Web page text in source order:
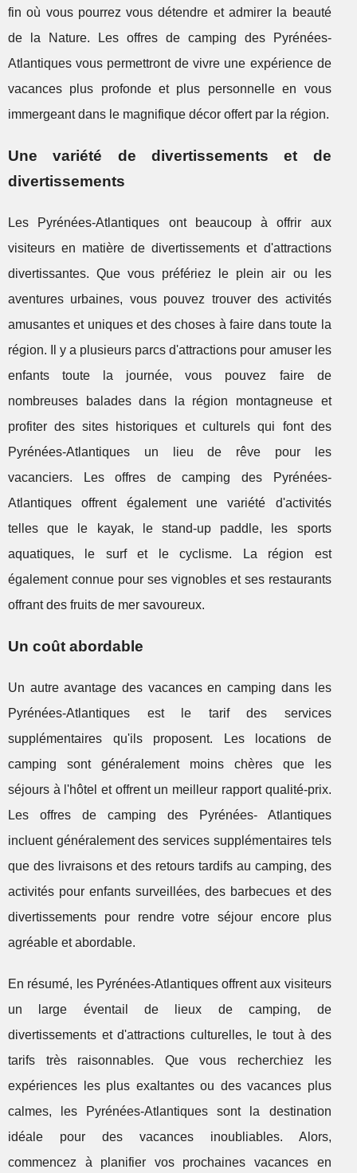
fin où vous pourrez vous détendre et admirer la beauté
de la Nature. Les offres de camping des Pyrénées-
Atlantiques vous permettront de vivre une expérience de
vacances plus profonde et plus personnelle en vous
immergeant dans le magnifique décor offert par la région.
Une variété de divertissements et de
divertissements
Les Pyrénées-Atlantiques ont beaucoup à offrir aux
visiteurs en matière de divertissements et d'attractions
divertissantes. Que vous préfériez le plein air ou les
aventures urbaines, vous pouvez trouver des activités
amusantes et uniques et des choses à faire dans toute la
région. Il y a plusieurs parcs d'attractions pour amuser les
enfants toute la journée, vous pouvez faire de
nombreuses balades dans la région montagneuse et
profiter des sites historiques et culturels qui font des
Pyrénées-Atlantiques un lieu de rêve pour les
vacanciers. Les offres de camping des Pyrénées-
Atlantiques offrent également une variété d'activités
telles que le kayak, le stand-up paddle, les sports
aquatiques, le surf et le cyclisme. La région est
également connue pour ses vignobles et ses restaurants
offrant des fruits de mer savoureux.
Un coût abordable
Un autre avantage des vacances en camping dans les
Pyrénées-Atlantiques est le tarif des services
supplémentaires qu'ils proposent. Les locations de
camping sont généralement moins chères que les
séjours à l'hôtel et offrent un meilleur rapport qualité-prix.
Les offres de camping des Pyrénées- Atlantiques
incluent généralement des services supplémentaires tels
que des livraisons et des retours tardifs au camping, des
activités pour enfants surveillées, des barbecues et des
divertissements pour rendre votre séjour encore plus
agréable et abordable.
En résumé, les Pyrénées-Atlantiques offrent aux visiteurs
un large éventail de lieux de camping, de
divertissements et d'attractions culturelles, le tout à des
tarifs très raisonnables. Que vous recherchiez les
expériences les plus exaltantes ou des vacances plus
calmes, les Pyrénées-Atlantiques sont la destination
idéale pour des vacances inoubliables. Alors,
commencez à planifier vos prochaines vacances en